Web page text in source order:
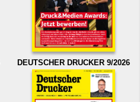
DEUTSCHER DRUCKER 9/2026